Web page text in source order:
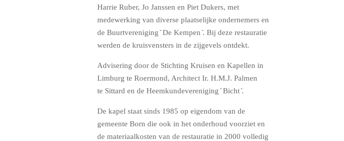
Harrie Ruber, Jo Janssen en Piet Dukers, met
medewerking van diverse plaatselijke ondernemers en
de Buurtvereniging ̎ De Kempen ̎. Bij deze restauratie
werden de kruisvensters in de zijgevels ontdekt.
Advisering door de Stichting Kruisen en Kapellen in
Limburg te Roermond, Architect Ir. H.M.J. Palmen
te Sittard en de Heemkundevereniging ̎ Bicht ̎.
De kapel staat sinds 1985 op eigendom van de
gemeente Born die ook in het onderhoud voorziet en
de materiaalkosten van de restauratie in 2000 volledig